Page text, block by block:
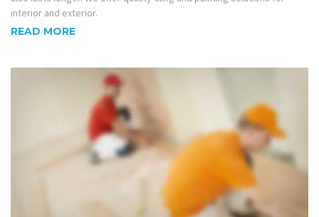
interior and exterior.
READ MORE